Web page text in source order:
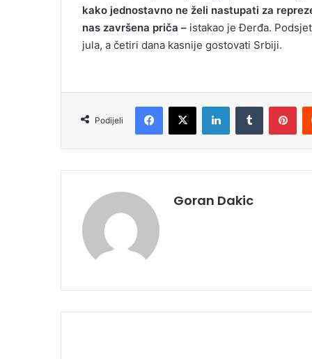
kako jednostavno ne želi nastupati za
nas završena priča – istakao je Đerđa.
jula, a četiri dana kasnije gostovati Srbiji.
Podijeli
Goran Dakic